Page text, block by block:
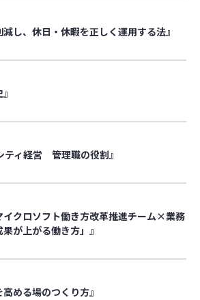
減し、休日・休暇を正しく運用する法』
ティ経営 管理職の役割』
クロソフト働き方改革推進チーム×業務
が上がる働き方」』
める場のつくり方』